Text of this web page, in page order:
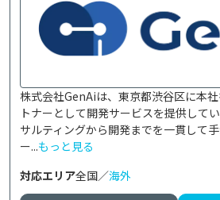
株式会社GenAiは、東京都渋谷区に本
トナーとして開発サービスを提供して
サルティングから開発までを一貫して
ー...もっと見る
対応エリア全国／海外